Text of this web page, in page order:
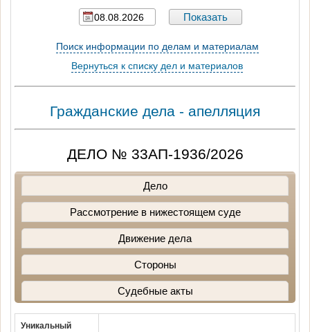
Поиск информации по делам и материалам
Вернуться к списку дел и материалов
Гражданские дела - апелляция
ДЕЛО № 33АП-1936/2026
Дело
Рассмотрение в нижестоящем суде
Движение дела
Стороны
Судебные акты
Уникальный